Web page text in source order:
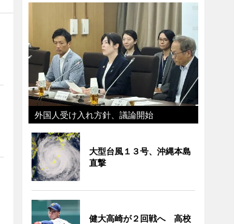
外国人受け入れ方針、議論開始
大型台風１３号、沖縄本島
直撃
健大高崎が２回戦へ 高校